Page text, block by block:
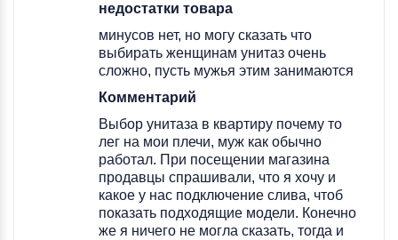
недостатки товара
минусов нет, но могу сказать что
выбирать женщинам унитаз очень
сложно, пусть мужья этим занимаются
Комментарий
Выбор унитаза в квартиру почему то
лег на мои плечи, муж как обычно
работал. При посещении магазина
продавцы спрашивали, что я хочу и
какое у нас подключение слива, чтоб
показать подходящие модели. Конечно
же я ничего не могла сказать, тогда и